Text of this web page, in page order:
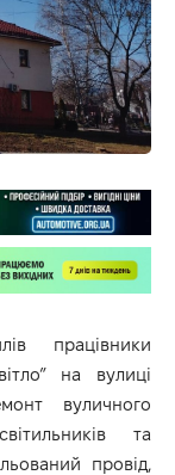
працівники
на вулиці
вуличного
та
провід,